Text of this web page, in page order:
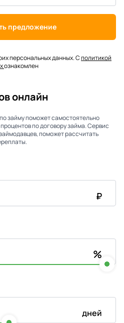
предложение
персональных данных. Сполитикой
ознакомлен
онлайн
займу поможет самостоятельно
по договору займа. Сервис
поможет рассчитать
₽
%
дней